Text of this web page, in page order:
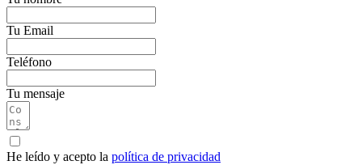
Tu Email
Teléfono
Tu mensaje
He leído y acepto la política de privacidad